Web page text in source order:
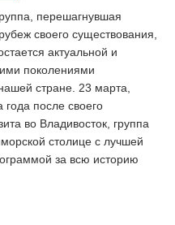
перешагнувшая
своего существования,
актуальной и
поколениями
стране. 23 марта,
года после своего
во Владивосток, группа
столице с лучшей
за всю историю